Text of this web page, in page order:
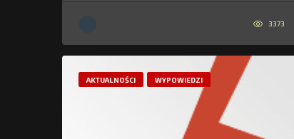
3373
AKTUALNOŚCI WYPOWIEDZI